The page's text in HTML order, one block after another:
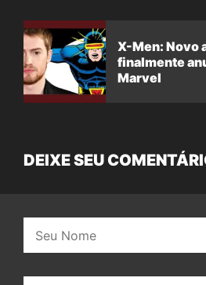
X-Men: Novo
finalmente
Marvel
DEIXE SEU